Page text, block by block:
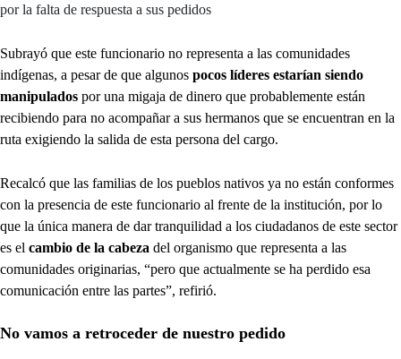
por la falta de respuesta a sus pedidos
Subrayó que este funcionario no representa a las comunidades
indígenas, a pesar de que algunos pocos líderes estarían siendo
manipulados por una migaja de dinero que probablemente están
recibiendo para no acompañar a sus hermanos que se encuentran en la
ruta exigiendo la salida de esta persona del cargo.
Recalcó que las familias de los pueblos nativos ya no están conformes
con la presencia de este funcionario al frente de la institución, por lo
que la única manera de dar tranquilidad a los ciudadanos de este sector
es el cambio de la cabeza del organismo que representa a las
comunidades originarias, “pero que actualmente se ha perdido esa
comunicación entre las partes”, refirió.
No vamos a retroceder de nuestro pedido